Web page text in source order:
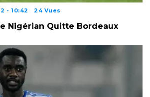
- 10:42 24 Vues
Nigérian Quitte Bordeaux